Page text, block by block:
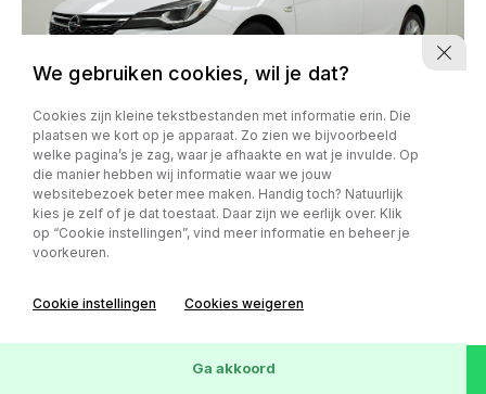
Opel Astra
1.6 CDTI Innovation | afn. trekhaak | climate control | navi
fullmap | pdc v/a+camera | carplay | cruise control |
bluetooth | d
We gebruiken cookies, wil je dat?
Cookies zijn kleine tekstbestanden met informatie erin. Die
plaatsen we kort op je apparaat. Zo zien we bijvoorbeeld
welke pagina’s je zag, waar je afhaakte en wat je invulde. Op
die manier hebben wij informatie waar we jouw
websitebezoek beter mee maken. Handig toch? Natuurlijk
kies je zelf of je dat toestaat. Daar zijn we eerlijk over. Klik
op “Cookie instellingen”, vind meer informatie en beheer je
voorkeuren.
Cookie instellingen Cookies weigeren
Ga akkoord